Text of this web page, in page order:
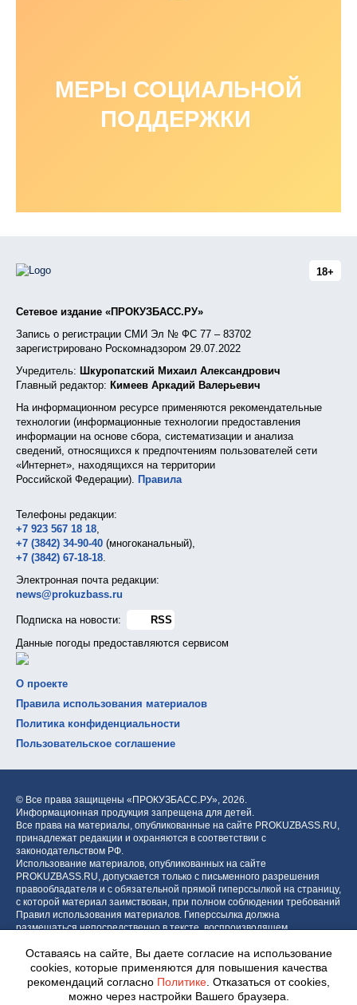
МЕРЫ СОЦИАЛЬНОЙ
ПОДДЕРЖКИ
18+
Сетевое издание «ПРОКУЗБАСС.РУ»
Запись о регистрации СМИ Эл № ФС 77 – 83702
зарегистрировано Роскомнадзором 29.07.2022
Учредитель: Шкуропатский Михаил Александрович
Главный редактор: Кимеев Аркадий Валерьевич
На информационном ресурсе применяются рекомендательные
технологии (информационные технологии предоставления
информации на основе сбора, систематизации и анализа
сведений, относящихся к предпочтениям пользователей сети
«Интернет», находящихся на территории
Российской Федерации). Правила
Телефоны редакции:
+7 923 567 18 18,
+7 (3842) 34-90-40 (многоканальный),
+7 (3842) 67-18-18.
Электронная почта редакции:
news@prokuzbass.ru
Подписка на новости:
RSS
Данные погоды предоставляются сервисом
О проекте
Правила использования материалов
Политика конфиденциальности
Пользовательское соглашение
© Все права защищены «ПРОКУЗБАСС.РУ», 2026.
Информационная продукция запрещена для детей.
Все права на материалы, опубликованные на сайте PROKUZBASS.RU,
принадлежат редакции и охраняются в соответствии с
законодательством РФ.
Использование материалов, опубликованных на сайте
PROKUZBASS.RU, допускается только с письменного разрешения
правообладателя и с обязательной прямой гиперссылкой на страницу,
с которой материал заимствован, при полном соблюдении требований
Правил использования материалов. Гиперссылка должна
размещаться непосредственно в тексте, воспроизводящем
блока.
Оставаясь на сайте, Вы даете согласие на использование
cookies, которые применяются для повышения качества
рекомендаций согласно Политике . Отказаться от cookies,
можно через настройки Вашего браузера.